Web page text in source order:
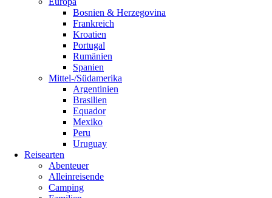
Bosnien & Herzegovina
Frankreich
Kroatien
Portugal
Rumänien
Spanien
Mittel-/Südamerika
Argentinien
Brasilien
Equador
Mexiko
Peru
Uruguay
Reisearten
Abenteuer
Alleinreisende
Camping